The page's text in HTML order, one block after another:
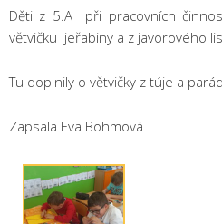
Děti z 5.A při pracovních
větvičku jeřabiny a z javorového
Tu doplnily o větvičky z túje a
Zapsala Eva Böhmová